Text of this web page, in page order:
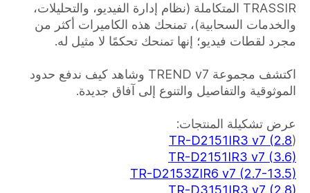
TRASSIR المتكاملة (نظام إدارة الفيديو، والتحليلات،
والخدمات السحابية)، تمنحك هذه الكاميرات أكثر من
مجرد لقطات فيديو؛ إنها تمنحك تحكمًا لا مثيل له.
اكتشف مجموعة TREND v7 وشاهد كيف ندفع حدود
الموثوقية والتفاصيل والتنوع إلى آفاق جديدة.
عرض تشكيلة المنتجات:
TR-D2151IR3 v7 (2.8)
TR-D2151IR3 v7 (3.6)
TR-D2153ZIR6 v7 (2.7-13.5)